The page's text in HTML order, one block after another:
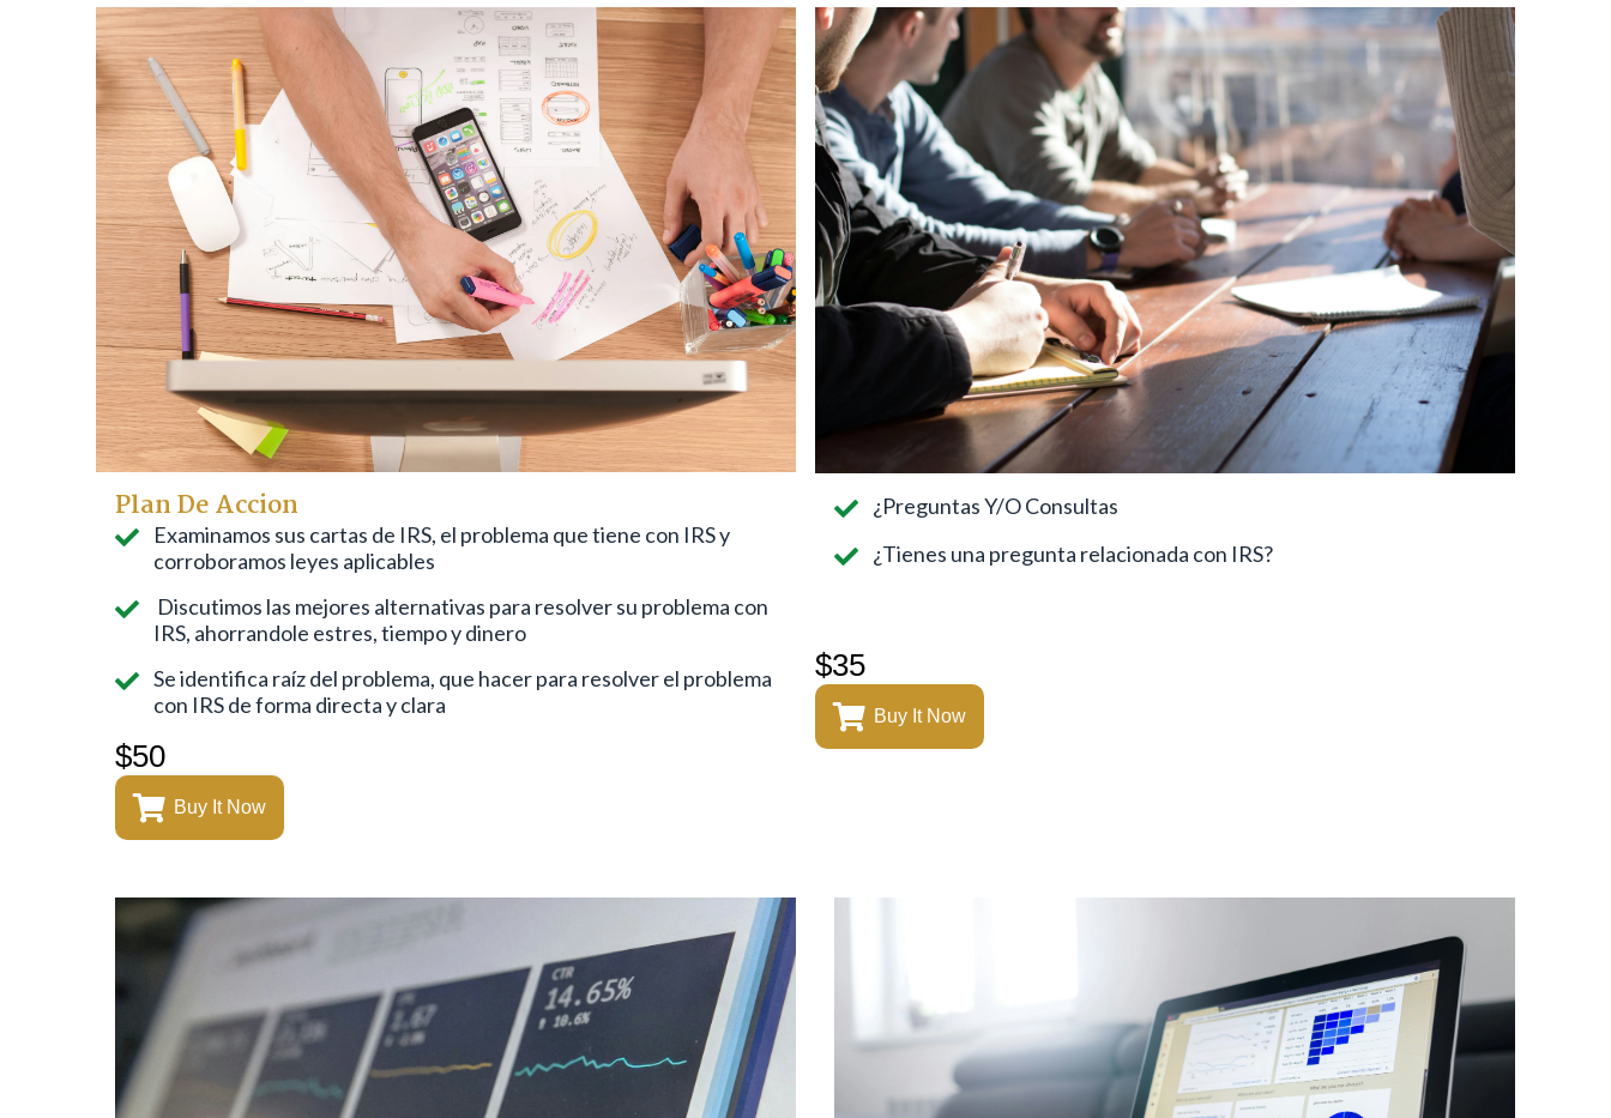
Plan De Accion
Examinamos sus cartas de IRS, el problema que tiene con IRS y
corroboramos leyes aplicables
Discutimos las mejores alternativas para resolver su problema con
IRS, ahorrandole estres, tiempo y dinero
Se identifica raíz del problema, que hacer para resolver el problema
con IRS de forma directa y clara
$50
Buy It Now
¿Preguntas Y/O Consultas
¿Tienes una pregunta relacionada con IRS?
$35
Buy It Now